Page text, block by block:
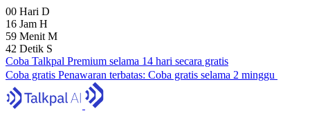
00 Hari D
16 Jam H
59 Menit M
41 Detik S
Coba Talkpal Premium selama 14 hari secara gratis
Coba gratis Penawaran terbatas: Coba gratis selama 2 minggu